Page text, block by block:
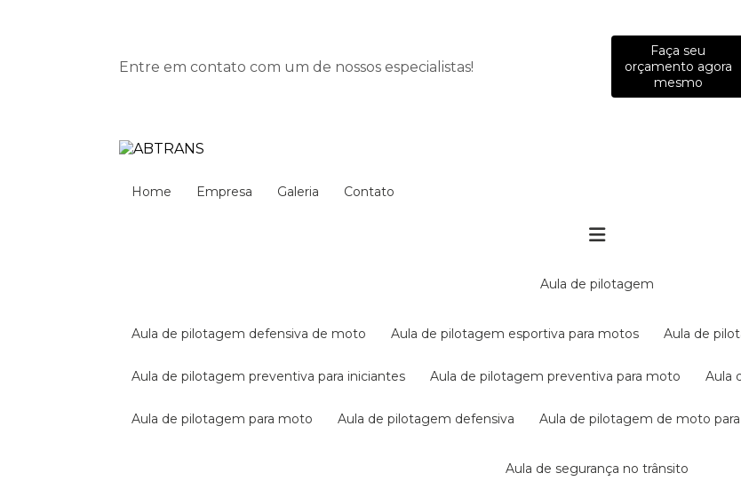
Entre em contato com um de nossos especialistas!
Faça seu
orçamento agora
mesmo
Home Empresa Galeria Contato
aula de pilotagem
aula de pilotagem defensiva de moto aula de pilotagem esportiva para motos aula de
aula de pilotagem preventiva para iniciantes aula de pilotagem preventiva para moto
aula de pilotagem para moto aula de pilotagem defensiva aula de pilotagem de moto
aula de segurança no trânsito